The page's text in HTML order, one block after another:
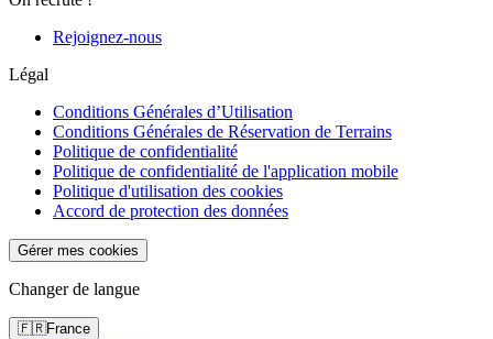
Rejoignez-nous
Légal
Conditions Générales d’Utilisation
Conditions Générales de Réservation de Terrains
Politique de confidentialité
Politique de confidentialité de l'application mobile
Politique d'utilisation des cookies
Accord de protection des données
Gérer mes cookies
Changer de langue
🇫🇷France